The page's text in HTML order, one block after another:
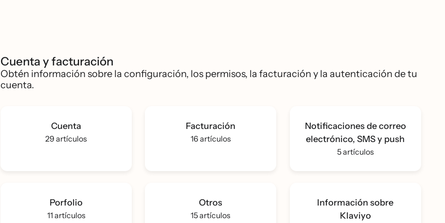
Cuenta y facturación
Obtén información sobre la configuración, los permisos, la facturación y la autenticación de tu
cuenta.
Cuenta
29 artículos
Facturación
16 artículos
Notificaciones de correo
electrónico, SMS y push
5 artículos
Porfolio
11 artículos
Otros
15 artículos
Información sobre
Klaviyo